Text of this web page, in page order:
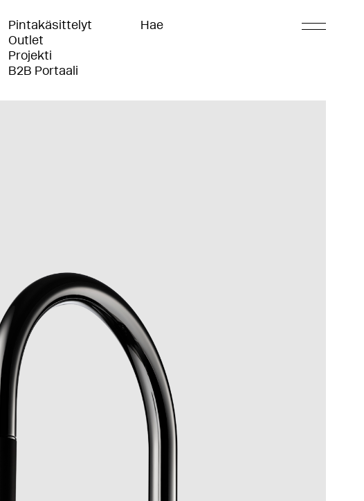
Pintakäsittelyt
Outlet
Projekti
B2B Portaali
Hae